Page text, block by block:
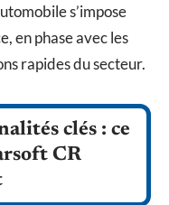
s’impose
en phase avec les
rapides du secteur.
clés : ce
CR